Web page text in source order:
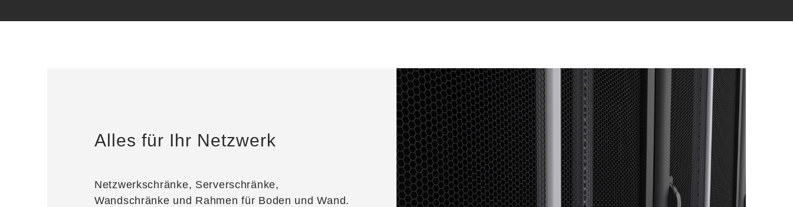
Alles für Ihr Netzwerk
Netzwerkschränke, Serverschränke,
Wandschränke und Rahmen für Boden und Wand.